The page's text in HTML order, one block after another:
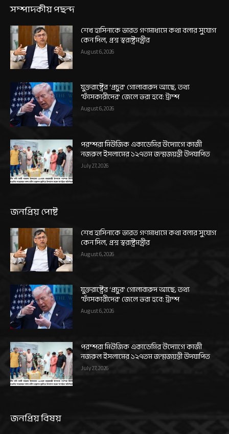
সম্পাদকীয় পছন্দ
শেখ হাসিনাকে ভারত গণমাধ্যমে কথা বলার সুযোগ
কেন দিল, প্রশ্ন স্বরাষ্ট্রমন্ত্রীর
August 6, 2026
যুক্তরাষ্ট্রের ‘প্রচুর’ গোলাবারুদ আছে, তথ্য
‘ফাঁসকারীদের’ জেলে ভরা হবে: ট্রাম্প
August 6, 2026
পরম্পরা মিউজিক একাডেমির উদ্যোগে কাজী
নজরুল ইসলামের ১২৭তম জন্মজয়ন্তী উদযাপিত
July 27, 2026
জনপ্রিয় পোষ্ট
শেখ হাসিনাকে ভারত গণমাধ্যমে কথা বলার সুযোগ
কেন দিল, প্রশ্ন স্বরাষ্ট্রমন্ত্রীর
August 6, 2026
যুক্তরাষ্ট্রের ‘প্রচুর’ গোলাবারুদ আছে, তথ্য
‘ফাঁসকারীদের’ জেলে ভরা হবে: ট্রাম্প
August 6, 2026
পরম্পরা মিউজিক একাডেমির উদ্যোগে কাজী
নজরুল ইসলামের ১২৭তম জন্মজয়ন্তী উদযাপিত
July 27, 2026
জনপ্রিয় বিষয়